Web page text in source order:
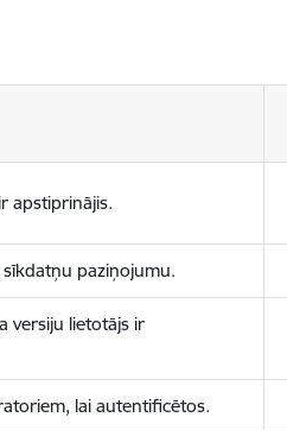
apstiprinājis.
paziņojumu.
versiju lietotājs ir
lai autentificētos.